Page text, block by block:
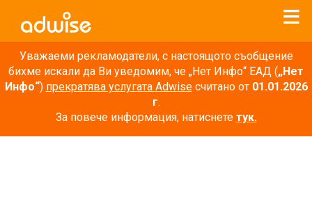
Уважаеми рекламодатели, с настоящото съобщение
бихме искали да Ви уведомим, че „Нет Инфо“ ЕАД („Нет
Инфо“) прекратява услугата Adwiseсчитано от 01.01.2026
г.
За повече информация, натиснете тук.